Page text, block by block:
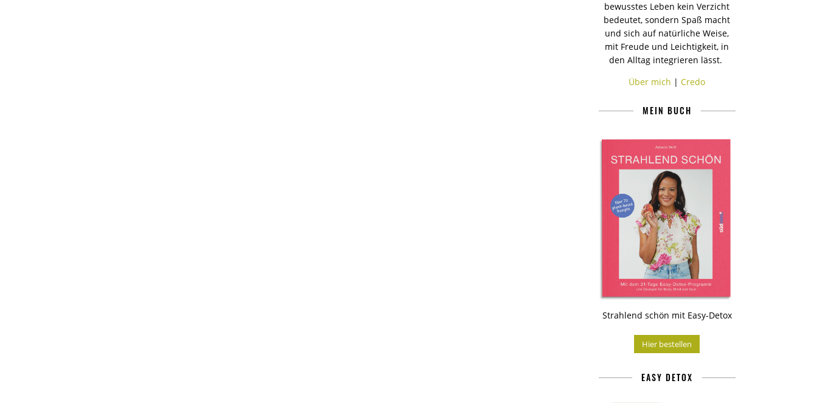
bewusstes Leben kein Verzicht
bedeutet, sondern Spaß macht
und sich auf natürliche Weise,
mit Freude und Leichtigkeit, in
den Alltag integrieren lässt.
Über mich | Credo
MEIN BUCH
Strahlend schön mit Easy-Detox
Hier bestellen
EASY DETOX